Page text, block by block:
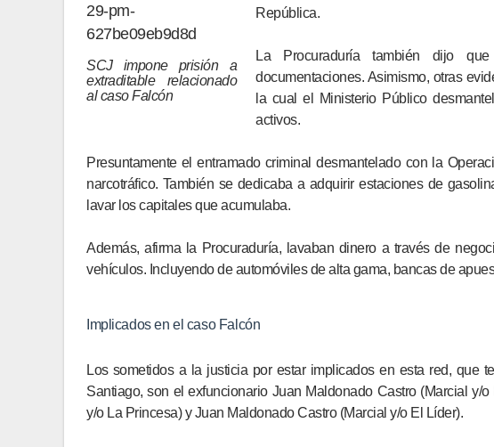
SCJ impone prisión a
extraditable relacionado
al caso Falcón
República.
La Procuraduría también dijo
documentaciones. Asimismo, otras
la cual el Ministerio Público
activos.
Presuntamente el entramado criminal desmantelado con la
narcotráfico. También se dedicaba a adquirir estaciones de
lavar los capitales que acumulaba.
Además, afirma la Procuraduría, lavaban dinero a través de
vehículos. Incluyendo de automóviles de alta gama, bancas de
Implicados en el caso Falcón
Los sometidos a la justicia por estar implicados en esta red, que
Santiago, son el exfuncionario Juan Maldonado Castro (Marcial y/
y/o La Princesa) y Juan Maldonado Castro (Marcial y/o El Líder).